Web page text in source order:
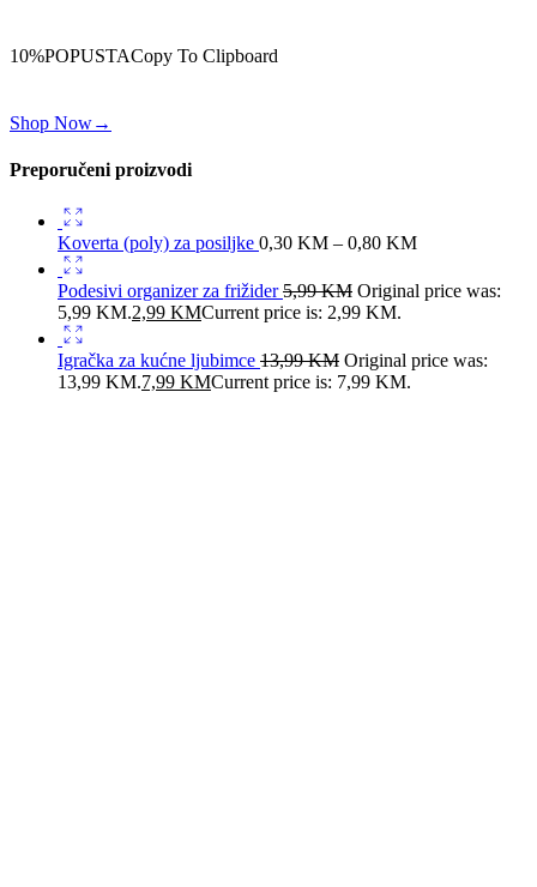
10%POPUSTACopy To Clipboard
Shop Now→
Preporučeni proizvodi
Koverta (poly) za posiljke 0,30 KM – 0,80 KM
Podesivi organizer za frižider5,99KM Original price was:
5,99 KM.2,99 KMCurrent price is: 2,99 KM.
Igračka za kućne ljubimce 13,99KM Original price was:
13,99 KM.7,99 KMCurrent price is: 7,99 KM.